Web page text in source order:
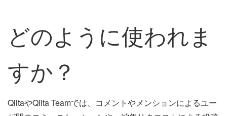
どのように使われま
すか？
QiitaやQiita Teamでは、コメントやメンションによるユー